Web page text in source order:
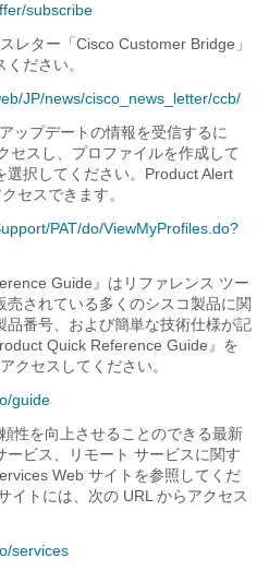
subscribe
レター「Cisco Customer Bridge」
ださい。
JP/news/cisco_news_letter/ccb/
ップデートの情報を受信するに
セスし、プロファイルを作成して
選択してください。Product Alert
セスできます。
PAT/do/ViewMyProfiles.do?
Guide』はリファレンス ツー
売されている多くのシスコ製品に関
品番号、および簡単な技術仕様が記
Quick Reference Guide』を
クセスしてください。
guide
性を向上させることのできる最新
ビス、リモート サービスに関す
Web サイトを参照してくだ
イトには、次の URL からアクセス
services